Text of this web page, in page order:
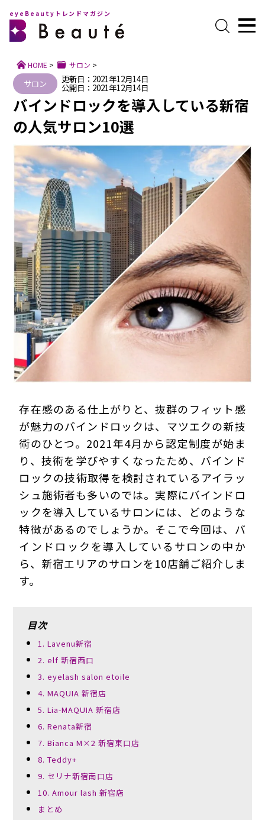
プライバシーポリシー
eyeBeautyトレンドマガジン
HOME > サロン >
サロン 更新日：2021年12月14日
公開日：2021年12月14日
バインドロックを導入している新宿
の人気サロン10選
存在感のある仕上がりと、抜群のフィット感
が魅力のバインドロックは、マツエクの新技
術のひとつ。2021年4月から認定制度が始ま
り、技術を学びやすくなったため、バインド
ロックの技術取得を検討されているアイラッ
シュ施術者も多いのでは。実際にバインドロ
ックを導入しているサロンには、どのような
特徴があるのでしょうか。そこで今回は、バ
インドロックを導入しているサロンの中か
ら、新宿エリアのサロンを10店舗ご紹介しま
す。
目次
1. Lavenu新宿
2. elf 新宿西口
3. eyelash salon etoile
4. MAQUIA 新宿店
5. Lia-MAQUIA 新宿店
6. Renata新宿
7. Bianca M×2 新宿東口店
8. Teddy+
9. セリナ新宿南口店
10. Amour lash 新宿店
まとめ